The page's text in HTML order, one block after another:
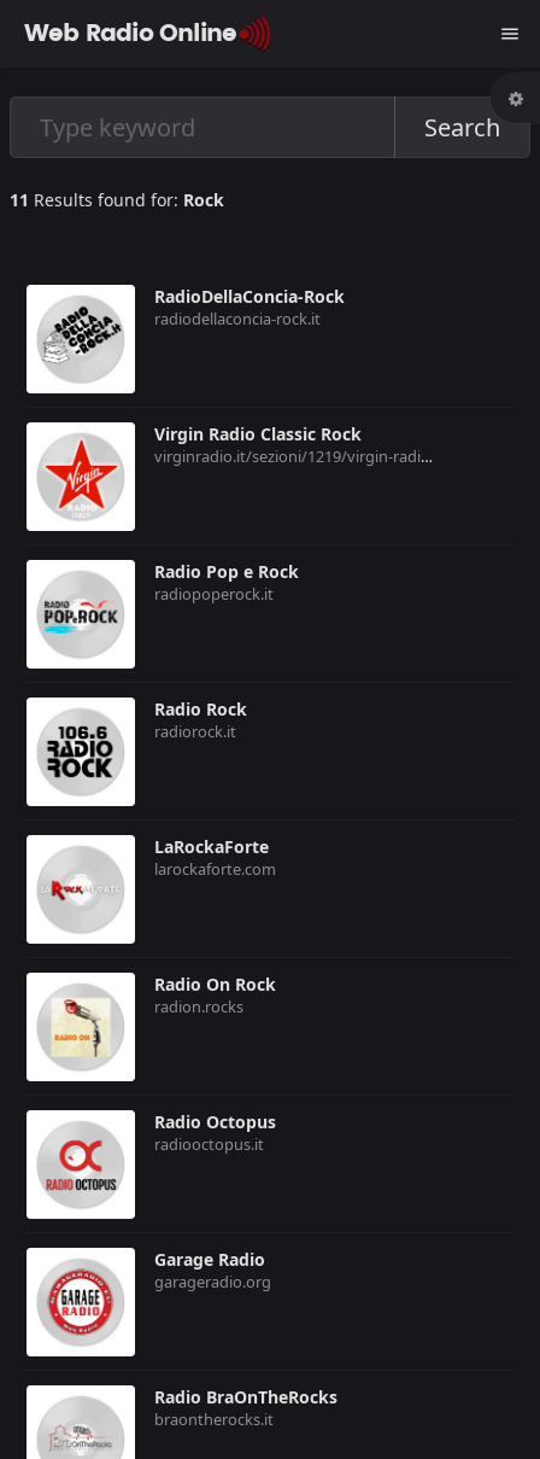
Web Radio Online menu
Search
11 Results found for: Rock
RadioDellaConcia-Rock
radiodellaconcia-rock.it
Virgin Radio Classic Rock
virginradio.it/sezioni/1219/virgin-radio-rock-classic
Radio Pop e Rock
radiopoperock.it
Radio Rock
radiorock.it
LaRockaForte
larockaforte.com
Radio On Rock
radion.rocks
Radio Octopus
radiooctopus.it
Garage Radio
garageradio.org
Radio BraOnTheRocks
braontherocks.it